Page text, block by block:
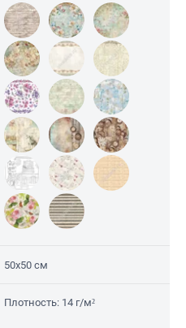
50х50 см
Плотность: 14 г/м²